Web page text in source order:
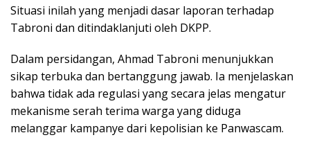
Situasi inilah yang menjadi dasar laporan terhadap
Tabroni dan ditindaklanjuti oleh DKPP.
Dalam persidangan, Ahmad Tabroni menunjukkan
sikap terbuka dan bertanggung jawab. Ia menjelaskan
bahwa tidak ada regulasi yang secara jelas mengatur
mekanisme serah terima warga yang diduga
melanggar kampanye dari kepolisian ke Panwascam.